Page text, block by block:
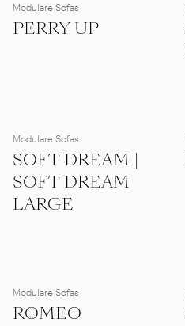
Modulare Sofas
PERRY UP
Modulare Sofas
SOFT DREAM |
SOFT DREAM
LARGE
Modulare Sofas
ROMEO